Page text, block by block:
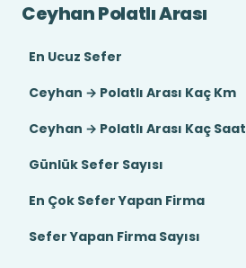
Ceyhan Polatlı Arası
En Ucuz Sefer
Ceyhan → Polatlı Arası Kaç Km
Ceyhan → Polatlı Arası Kaç Saat
Günlük Sefer Sayısı
En Çok Sefer Yapan Firma
Sefer Yapan Firma Sayısı